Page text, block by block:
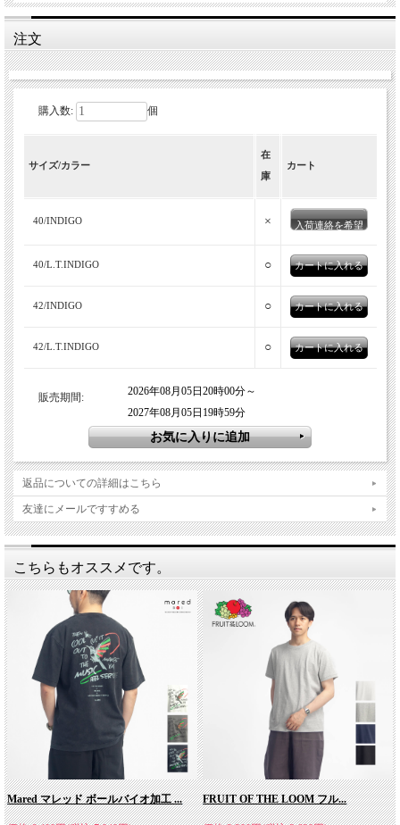
注文
購入数: 個
サイズ/カラー
在
庫
カート
40/INDIGO × 入荷連絡を希望
40/L.T.INDIGO ○
42/INDIGO ○
42/L.T.INDIGO ○
販売期間:
2026年08月05日20時00分～
2027年08月05日19時59分
返品についての詳細はこちら
友達にメールですすめる
こちらもオススメです。
Mared マレッド ボールバイオ加工 ... FRUIT OF THE LOOM フル...